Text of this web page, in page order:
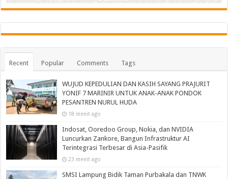
Recent Popular Comments Tags
WUJUD KEPEDULIAN DAN KASIH SAYANG PRAJURIT
YONIF 7 MARINIR UNTUK ANAK-ANAK PONDOK
PESANTREN NURUL HUDA‎
18 menit ago
Indosat, Ooredoo Group, Nokia, dan NVIDIA
Luncurkan Zankore, Bangun Infrastruktur AI
Terintegrasi Terbesar di Asia-Pasifik
23 menit ago
SMSI Lampung Bidik Taman Purbakala dan TNWK